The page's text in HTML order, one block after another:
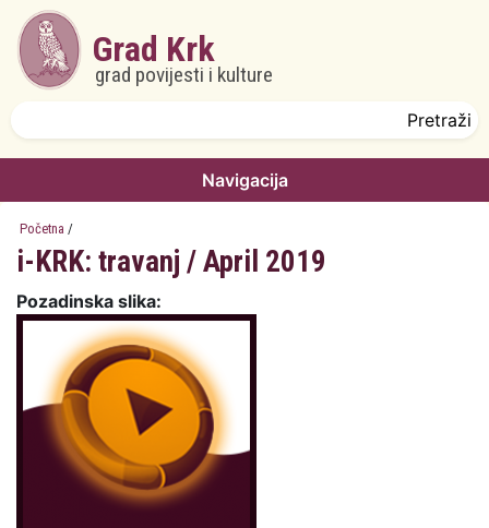
Skoči na glavni sadržaj
Grad Krk
grad povijesti i kulture
Navigacija
Početna /
i-KRK: travanj / April 2019
Pozadinska slika: